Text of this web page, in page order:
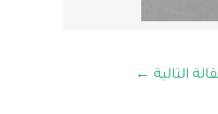
التالية ←